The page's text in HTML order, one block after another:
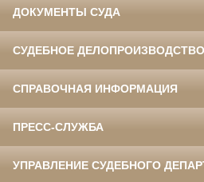
ДОКУМЕНТЫ СУДА
СУДЕБНОЕ ДЕЛОПРОИЗВОДСТВО
СПРАВОЧНАЯ ИНФОРМАЦИЯ
ПРЕСС-СЛУЖБА
УПРАВЛЕНИЕ СУДЕБНОГО